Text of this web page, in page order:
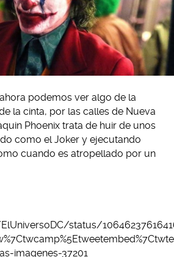
podemos ver algo de la
la cinta, por las calles de Nueva
Phoenix trata de huir de unos
como el Joker y ejecutando
cuando es atropellado por un
status/
imagenes-37201